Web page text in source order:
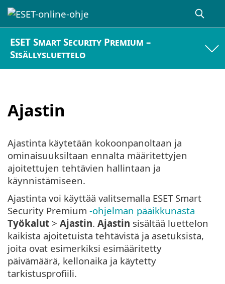
ESET Smart Security Premium –
Sisällysluettelo
Ajastin
Ajastinta käytetään kokoonpanoltaan ja
ominaisuuksiltaan ennalta määritettyjen
ajoitettujen tehtävien hallintaan ja
käynnistämiseen.
Ajastinta voi käyttää valitsemalla ESET Smart
Security Premium -ohjelman pääikkunasta
Työkalut > Ajastin. Ajastin sisältää luettelon
kaikista ajoitetuista tehtävistä ja asetuksista,
joita ovat esimerkiksi esimääritetty
päivämäärä, kellonaika ja käytetty
tarkistusprofiili.